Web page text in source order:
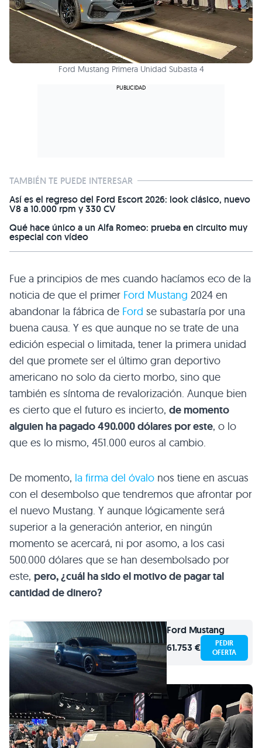
Ford Mustang Primera Unidad Subasta 4
TAMBIÉN TE PUEDE INTERESAR
Así es el regreso del Ford Escort 2026: look clásico, nuevo
V8 a 10.000 rpm y 330 CV
Qué hace único a un Alfa Romeo: prueba en circuito muy
especial con vídeo
Fue a principios de mes cuando hacíamos eco de la
noticia de que el primer Ford Mustang 2024 en
abandonar la fábrica de Ford se subastaría por una
buena causa. Y es que aunque no se trate de una
edición especial o limitada, tener la primera unidad
del que promete ser el último gran deportivo
americano no solo da cierto morbo, sino que
también es síntoma de revalorización. Aunque bien
es cierto que el futuro es incierto, de momento
alguien ha pagado 490.000 dólares por este, o lo
que es lo mismo, 451.000 euros al cambio.
De momento, la firma del óvalo nos tiene en ascuas
con el desembolso que tendremos que afrontar por
el nuevo Mustang. Y aunque lógicamente será
superior a la generación anterior, en ningún
momento se acercará, ni por asomo, a los casi
500.000 dólares que se han desembolsado por
este, pero, ¿cuál ha sido el motivo de pagar tal
cantidad de dinero?
Ford Mustang
61.753 €
PEDIR
OFERTA